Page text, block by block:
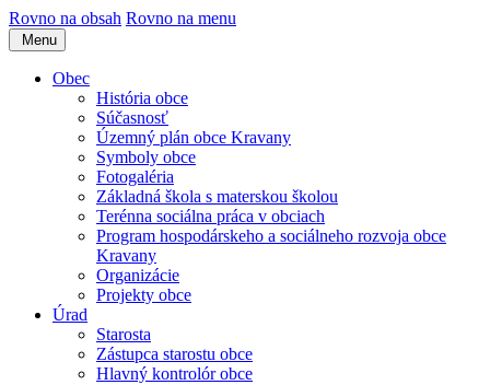
Rovno na obsah Rovno na menu
Menu
Obec
História obce
Súčasnosť
Územný plán obce Kravany
Symboly obce
Fotogaléria
Základná škola s materskou školou
Terénna sociálna práca v obciach
Program hospodárskeho a sociálneho rozvoja obce
Kravany
Organizácie
Projekty obce
Úrad
Starosta
Zástupca starostu obce
Hlavný kontrolór obce